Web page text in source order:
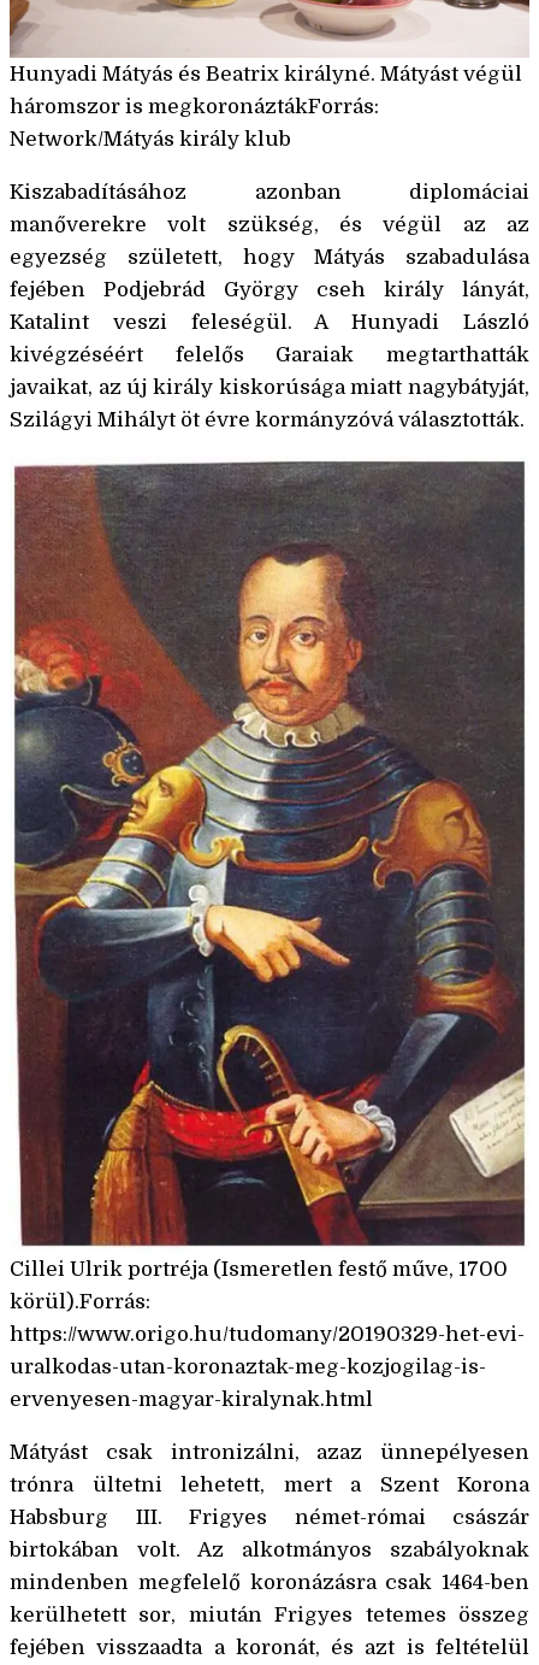
Hunyadi Mátyás és Beatrix királyné. Mátyást végül
háromszor is megkoronáztákForrás:
Network/Mátyás király klub
Kiszabadításához azonban diplomáciai
manőverekre volt szükség, és végül az az
egyezség született, hogy Mátyás szabadulása
fejében Podjebrád György cseh király lányát,
Katalint veszi feleségül. A Hunyadi László
kivégzéséért felelős Garaiak megtarthatták
javaikat, az új király kiskorúsága miatt nagybátyját,
Szilágyi Mihályt öt évre kormányzóvá választották.
Cillei Ulrik portréja (Ismeretlen festő műve, 1700
körül).Forrás:
https://www.origo.hu/tudomany/20190329-het-evi-
uralkodas-utan-koronaztak-meg-kozjogilag-is-
ervenyesen-magyar-kiralynak.html
Mátyást csak intronizálni, azaz ünnepélyesen
trónra ültetni lehetett, mert a Szent Korona
Habsburg III. Frigyes német-római császár
birtokában volt. Az alkotmányos szabályoknak
mindenben megfelelő koronázásra csak 1464-ben
kerülhetett sor, miután Frigyes tetemes összeg
fejében visszaadta a koronát, és azt is feltételül